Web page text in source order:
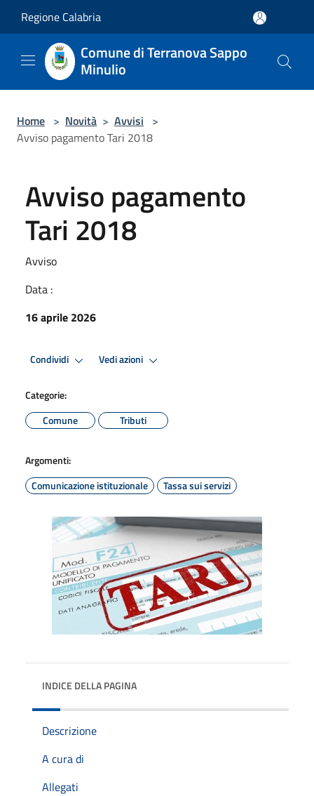
Regione Calabria
Comune di Terranova Sappo
Minulio
Home > Novità > Avvisi >
Avviso pagamento Tari 2018
Avviso pagamento
Tari 2018
Avviso
Data :
16 aprile 2026
Condividi Vedi azioni
Categorie:
Comune
Tributi
Argomenti:
Comunicazione istituzionale
Tassa sui servizi
INDICE DELLA PAGINA
Descrizione
A cura di
Allegati